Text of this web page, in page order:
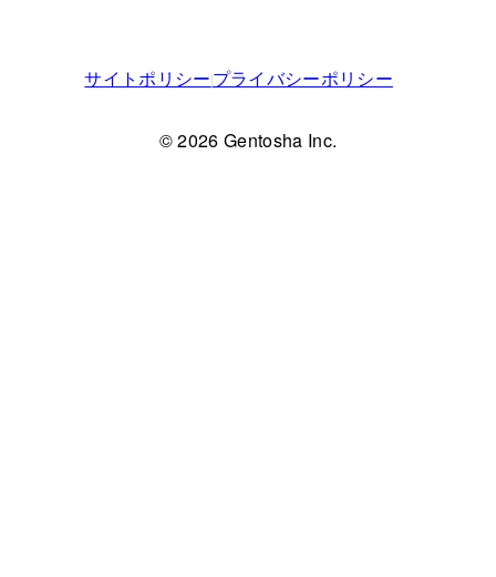
サイトポリシープライバシーポリシー
© 2026 Gentosha Inc.